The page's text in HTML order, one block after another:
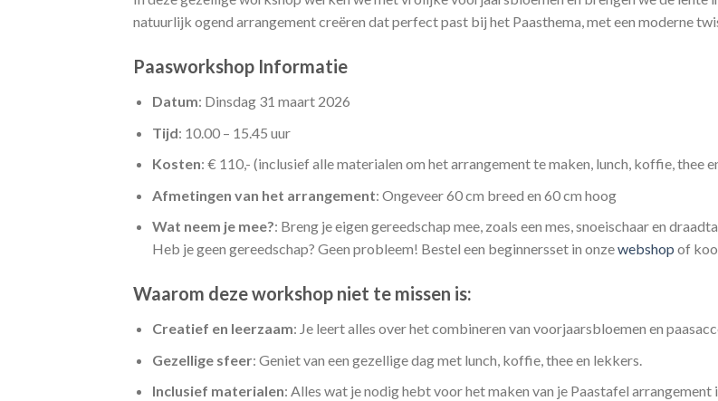
natuurlijk ogend arrangement creëren dat perfect past bij het Paasthema, met een moderne
Paasworkshop Informatie
Datum: Dinsdag 31 maart 2026
Tijd: 10.00 – 15.45 uur
Kosten: € 110,- (inclusief alle materialen om het arrangement te maken, lunch, koffie, thee
Afmetingen van het arrangement: Ongeveer 60 cm breed en 60 cm hoog
Wat neem je mee?: Breng je eigen gereedschap mee, zoals een mes, snoeischaar en
Heb je geen gereedschap? Geen probleem! Bestel een beginnersset in onzewebshop of
Waarom deze workshop niet te missen is:
Creatief en leerzaam: Je leert alles over het combineren van voorjaarsbloemen en
Gezellige sfeer: Geniet van een gezellige dag met lunch, koffie, thee en lekkers.
Inclusief materialen: Alles wat je nodig hebt voor het maken van je Paastafel arrangement